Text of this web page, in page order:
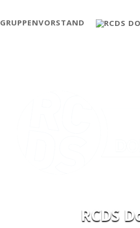
GRUPPENVORSTAND
RCDS